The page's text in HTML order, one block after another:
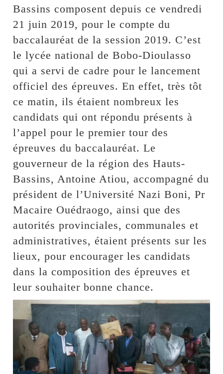
Bassins composent depuis ce vendredi
21 juin 2019, pour le compte du
baccalauréat de la session 2019. C’est
le lycée national de Bobo-Dioulasso
qui a servi de cadre pour le lancement
officiel des épreuves. En effet, très tôt
ce matin, ils étaient nombreux les
candidats qui ont répondu présents à
l’appel pour le premier tour des
épreuves du baccalauréat. Le
gouverneur de la région des Hauts-
Bassins, Antoine Atiou, accompagné du
président de l’Université Nazi Boni, Pr
Macaire Ouédraogo, ainsi que des
autorités provinciales, communales et
administratives, étaient présents sur les
lieux, pour encourager les candidats
dans la composition des épreuves et
leur souhaiter bonne chance.